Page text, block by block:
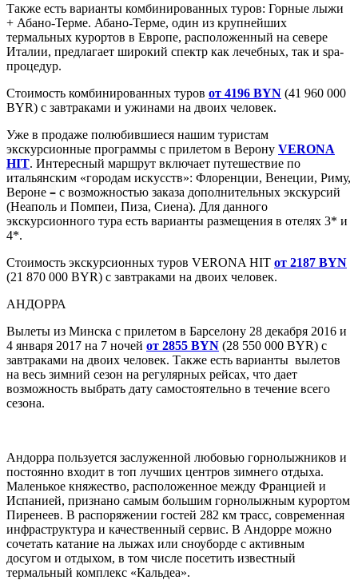
Также есть варианты комбинированных туров: Горные лыжи
+ Абано-Терме. Абано-Терме, один из крупнейших
термальных курортов в Европе, расположенный на севере
Италии, предлагает широкий спектр как лечебных, так и spa-
процедур.
Стоимость комбинированных туров от 4196 BYN (41 960 000
BYR) с завтраками и ужинами на двоих человек.
Уже в продаже полюбившиеся нашим туристам
экскурсионные программы с прилетом в Верону VERONA
HIT. Интересный маршрут включает путешествие по
итальянским «городам искусств»: Флоренции, Венеции, Риму,
Вероне – с возможностью заказа дополнительных экскурсий
(Неаполь и Помпеи, Пиза, Сиена). Для данного
экскурсионного тура есть варианты размещения в отелях 3* и
4*.
Стоимость экскурсионных туров VERONA HIT от 2187 BYN
(21 870 000 BYR) с завтраками на двоих человек.
АНДОРРА
Вылеты из Минска с прилетом в Барселону 28 декабря 2016 и
4 января 2017 на 7 ночей от 2855 BYN (28 550 000 BYR) с
завтраками на двоих человек. Также есть варианты вылетов
на весь зимний сезон на регулярных рейсах, что дает
возможность выбрать дату самостоятельно в течение всего
сезона.
Андорра пользуется заслуженной любовью горнолыжников и
постоянно входит в топ лучших центров зимнего отдыха.
Маленькое княжество, расположенное между Францией и
Испанией, признано самым большим горнолыжным курортом
Пиренеев. В распоряжении гостей 282 км трасс, современная
инфраструктура и качественный сервис. В Андорре можно
сочетать катание на лыжах или сноуборде с активным
досугом и отдыхом, в том числе посетить известный
термальный комплекс «Кальдеа».